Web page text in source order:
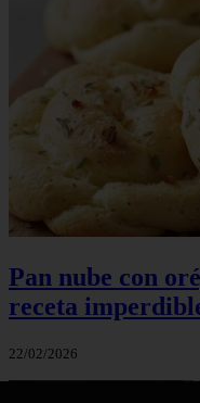
Pan nube con
receta
22/02/2026